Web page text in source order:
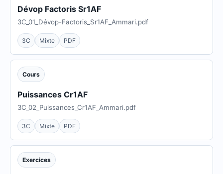
Dévop Factoris Sr1AF
3C_01_Dévop-Factoris_Sr1AF_Ammari.pdf
3C Mixte PDF
Cours
Puissances Cr1AF
3C_02_Puissances_Cr1AF_Ammari.pdf
3C Mixte PDF
Exercices